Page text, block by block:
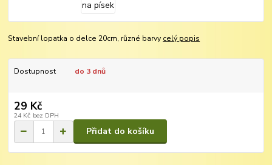
Stavební lopatka o delce 20cm, různé barvy celý popis
Dostupnost do 3 dnů
29 Kč
24 Kč bez DPH
Přidat do košíku